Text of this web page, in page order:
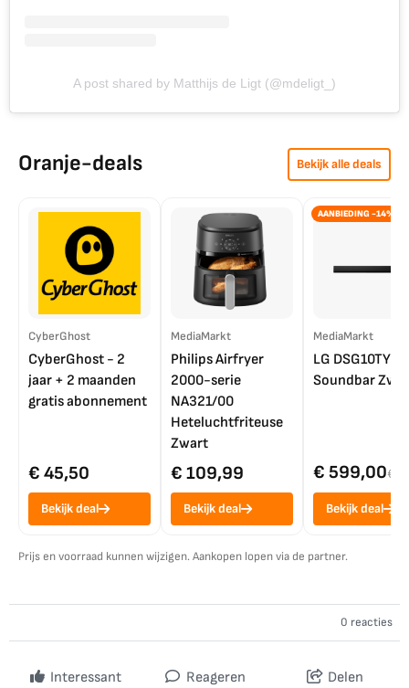
A post shared by Matthijs de Ligt (@mdeligt_)
Oranje-deals Bekijk alle deals
CyberGhost
CyberGhost - 2
jaar + 2 maanden
gratis abonnement
€ 45,50
Bekijk deal
MediaMarkt
Philips Airfryer
2000-serie
NA321/00
Heteluchtfriteuse
Zwart
€ 109,99
Bekijk deal
AANBIEDING -14%
MediaMarkt
LG DSG10TY
Soundbar
€ 599,00€
Bekijk deal
Prijs en voorraad kunnen wijzigen. Aankopen lopen via de partner.
0 reacties
Interessant Reageren Delen